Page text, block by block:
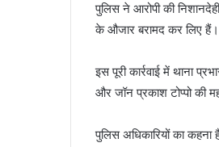
पुलिस ने आरोपी की
के औजार बरामद कर लिए हैं।
इस पूरी कार्रवाई में थाना
और जॉन प्रकाश टोप्पो की
पुलिस अधिकारियों का कहना